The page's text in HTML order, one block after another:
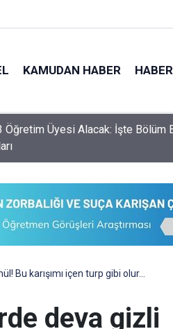
KAMUDAN HABER HABER
Müdürü Şırnak’a Gidiyor
Bu karışımı içen turp gibi olur…
deva gizli